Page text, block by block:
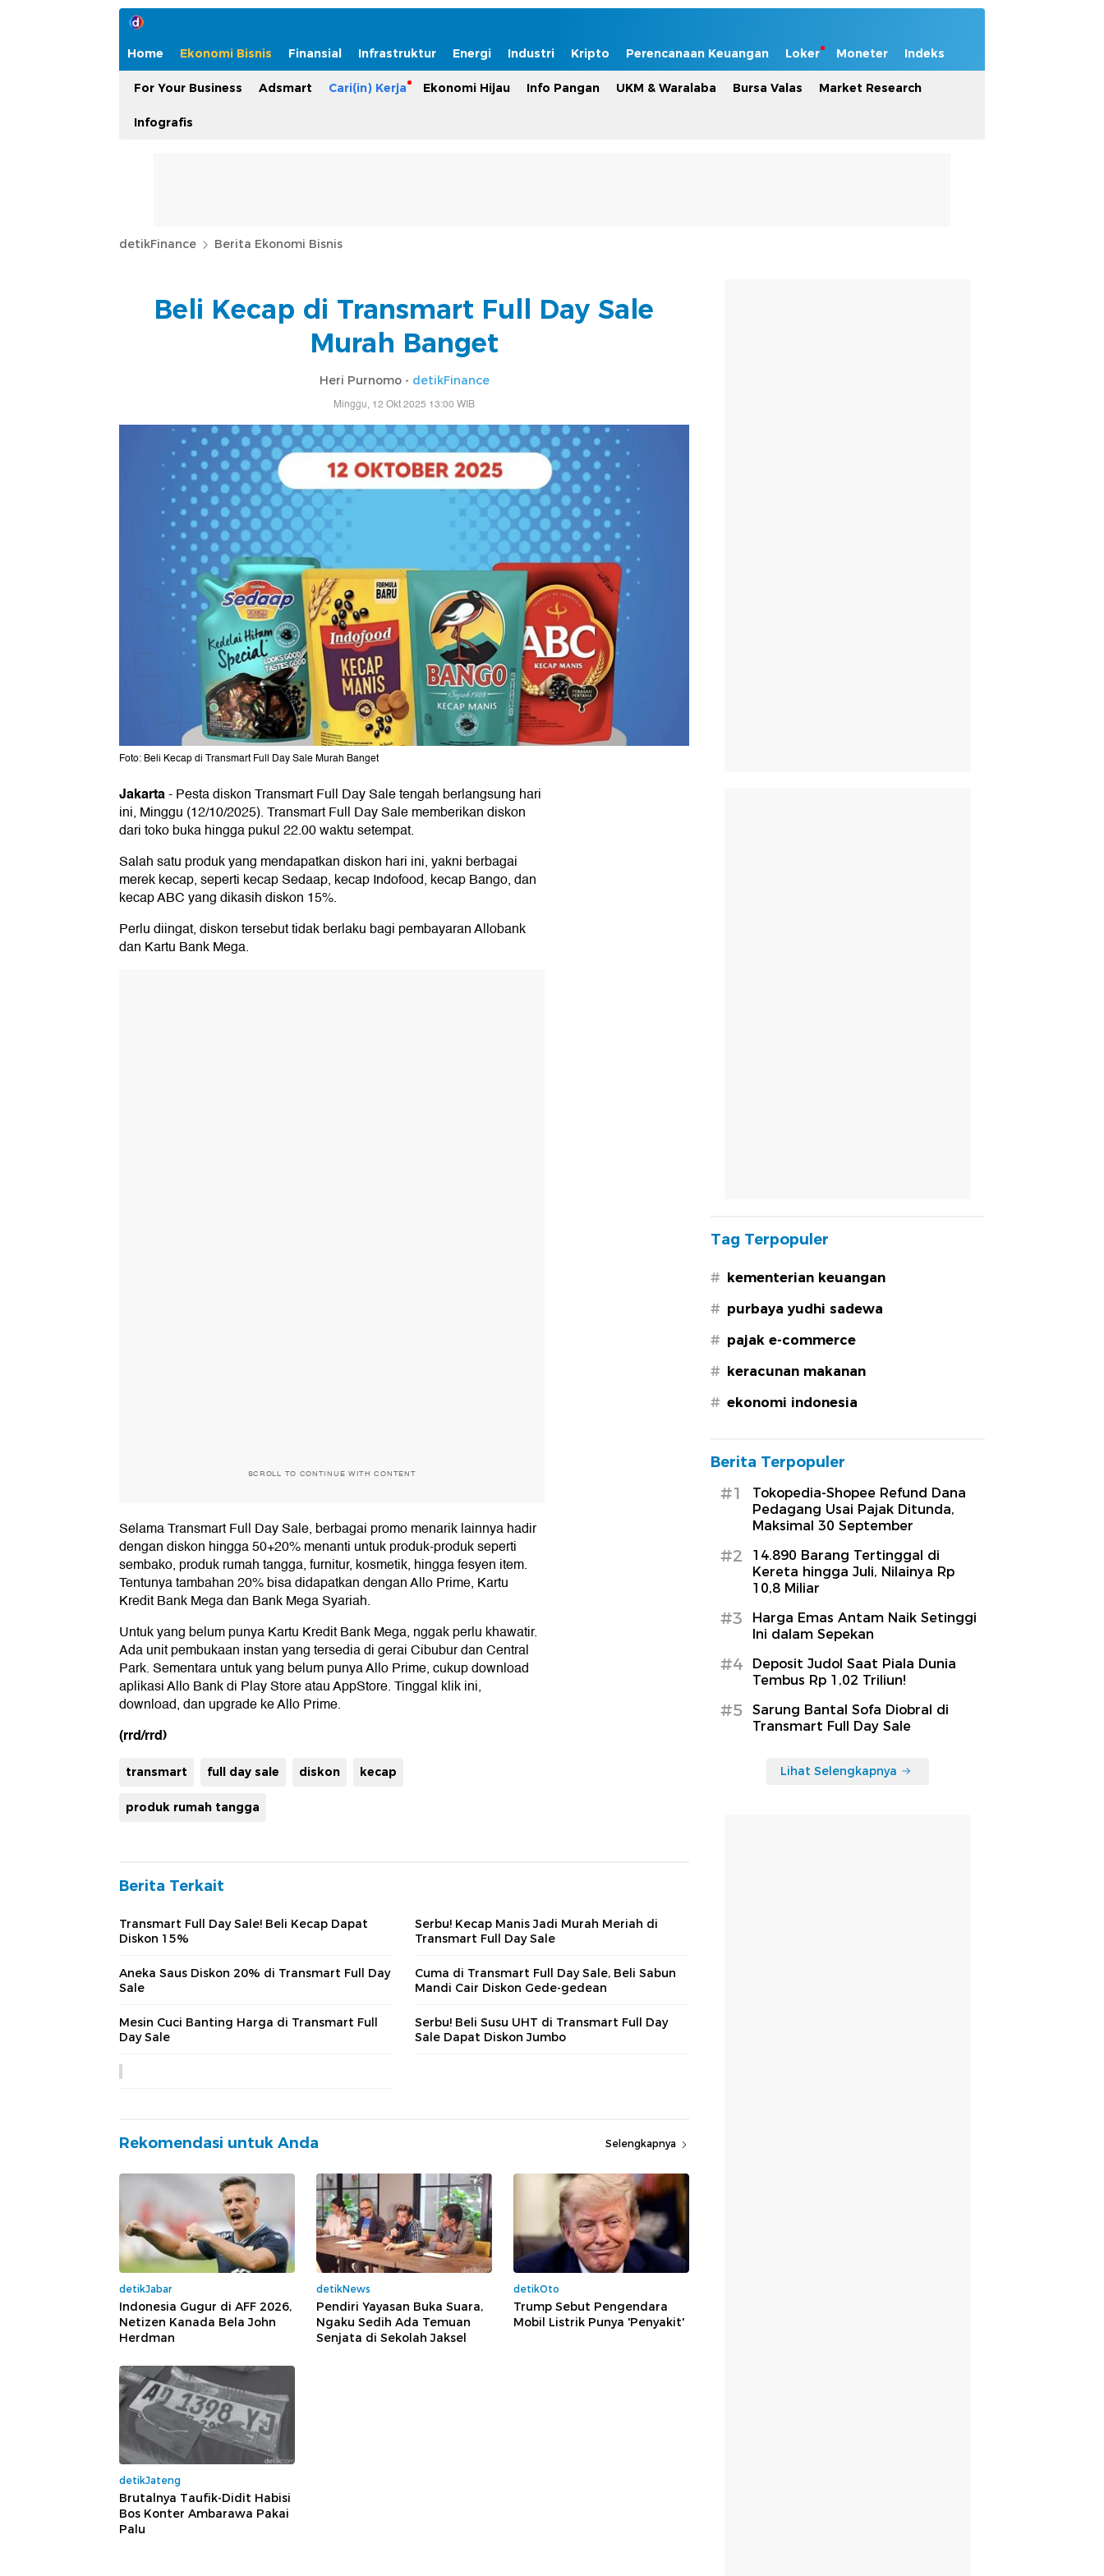
Home Ekonomi Bisnis Finansial Infrastruktur Energi Industri Kripto Perencanaan Keuangan Loker Moneter Indeks
For Your Business Adsmart Cari(in) Kerja Ekonomi Hijau Info Pangan UKM & Waralaba Bursa Valas Market Research
Infografis
detikFinance Berita Ekonomi Bisnis
Beli Kecap di Transmart Full Day Sale
Murah Banget
Heri Purnomo - detikFinance
Minggu, 12 Okt 2025 13:00 WIB
Foto: Beli Kecap di Transmart Full Day Sale Murah Banget
Jakarta-Pesta diskon Transmart Full Day Sale tengah berlangsung hari
ini, Minggu (12/10/2025). Transmart Full Day Sale memberikan diskon
dari toko buka hingga pukul 22.00 waktu setempat.
Salah satu produk yang mendapatkan diskon hari ini, yakni berbagai
merek kecap, seperti kecap Sedaap, kecap Indofood, kecap Bango, dan
kecap ABC yang dikasih diskon 15%.
Perlu diingat, diskon tersebut tidak berlaku bagi pembayaran Allobank
dan Kartu Bank Mega.
SCROLL TO CONTINUE WITH CONTENT
Selama Transmart Full Day Sale, berbagai promo menarik lainnya hadir
dengan diskon hingga 50+20% menanti untuk produk-produk seperti
sembako, produk rumah tangga, furnitur, kosmetik, hingga fesyen item.
Tentunya tambahan 20% bisa didapatkan dengan Allo Prime, Kartu
Kredit Bank Mega dan Bank Mega Syariah.
Untuk yang belum punya Kartu Kredit Bank Mega, nggak perlu khawatir.
Ada unit pembukaan instan yang tersedia di gerai Cibubur dan Central
Park. Sementara untuk yang belum punya Allo Prime, cukup download
aplikasi Allo Bank di Play Store atau AppStore. Tinggal klik ini,
download, dan upgrade ke Allo Prime.
(rrd/rrd)
transmart full day sale diskon kecap
produk rumah tangga
Berita Terkait
Transmart Full Day Sale! Beli Kecap Dapat
Diskon 15%
Serbu! Kecap Manis Jadi Murah Meriah di
Transmart Full Day Sale
Aneka Saus Diskon 20% di Transmart Full Day
Sale
Cuma di Transmart Full Day Sale, Beli Sabun
Mandi Cair Diskon Gede-gedean
Mesin Cuci Banting Harga di Transmart Full
Day Sale
Serbu! Beli Susu UHT di Transmart Full Day
Sale Dapat Diskon Jumbo
Rekomendasi untuk Anda Selengkapnya
detikJabar
Indonesia Gugur di AFF 2026,
Netizen Kanada Bela John
Herdman
detikNews
Pendiri Yayasan Buka Suara,
Ngaku Sedih Ada Temuan
Senjata di Sekolah Jaksel
detikOto
Trump Sebut Pengendara
Mobil Listrik Punya 'Penyakit'
detikJateng
Brutalnya Taufik-Didit Habisi
Bos Konter Ambarawa Pakai
Palu
Tag Terpopuler
# kementerian keuangan
# purbaya yudhi sadewa
# pajak e-commerce
# keracunan makanan
# ekonomi indonesia
Berita Terpopuler
#1
Tokopedia-Shopee Refund Dana
Pedagang Usai Pajak Ditunda,
Maksimal 30 September
#2
14.890 Barang Tertinggal di
Kereta hingga Juli, Nilainya Rp
10,8 Miliar
#3
Harga Emas Antam Naik Setinggi
Ini dalam Sepekan
#4
Deposit Judol Saat Piala Dunia
Tembus Rp 1,02 Triliun!
#5
Sarung Bantal Sofa Diobral di
Transmart Full Day Sale
Lihat Selengkapnya